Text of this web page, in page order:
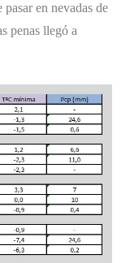
en nevadas de
penas llegó a